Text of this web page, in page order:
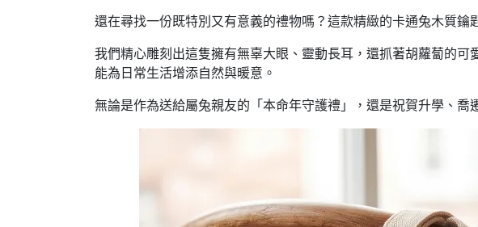
還在尋找一份既特別又有意義的禮物嗎？這款精緻的卡通兔木質鑰
我們精心雕刻出這隻擁有無辜大眼、靈動長耳，還抓著胡蘿蔔的
能為日常生活增添自然與暖意。
無論是作為送給屬兔親友的「本命年守護禮」，還是祝賀升學、喬